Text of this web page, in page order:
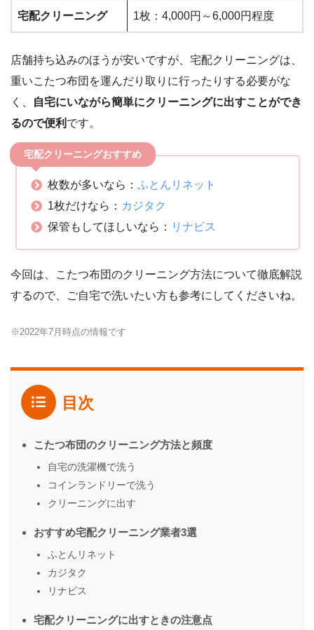
宅配クリーニング 1枚：4,000円～6,000円程度
店舗持ち込みのほうが安いですが、宅配クリーニングは、
重いこたつ布団を運んだり取りに行ったりする必要がな
く、
自宅にいながら簡単にクリーニングに出すことができ
るので便利 です。
宅配クリーニングおすすめ
枚数が多いなら： ふとんリネット
1枚だけなら： カジタク
保管もしてほしいなら： リナビス
今回は、こたつ布団のクリーニング方法について徹底解説
するので、ご自宅で洗いたい方も参考にしてくださいね。
※2022年7月時点の情報です
目次
こたつ布団のクリーニング方法と頻度
自宅の洗濯機で洗う
コインランドリーで洗う
クリーニングに出す
おすすめ宅配クリーニング業者3選
ふとんリネット
カジタク
リナビス
宅配クリーニングに出すときの注意点